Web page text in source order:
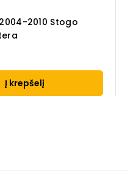
2010 Stogo
Į krepšelį